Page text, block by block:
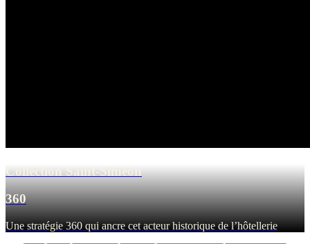
Collection Saint-Siméon
360
Une stratégie 360 qui ancre cet acteur historique de l’hôtellerie